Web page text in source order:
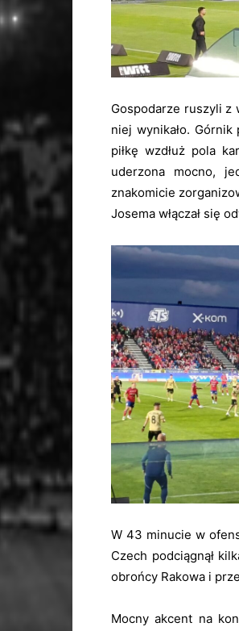
Gospodarze ruszyli z
niej wynikało.
piłkę wzdłuż pola
uderzona mocno,
znakomicie
Josema włączał się
W 43 minucie w
Czech podciągnął
obrońcy Rakowa i
Mocny akcent na